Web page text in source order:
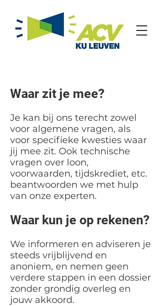
Waar zit je mee?
Je kan bij ons terecht zowel
voor algemene vragen, als
voor specifieke kwesties waar
jij mee zit. Ook technische
vragen over loon,
voorwaarden, tijdskrediet, etc.
beantwoorden we met hulp
van onze experten.
Waar kun je op rekenen?
We informeren en adviseren je
steeds vrijblijvend en
anoniem, en nemen geen
verdere stappen in een dossier
zonder grondig overleg en
jouw akkoord.